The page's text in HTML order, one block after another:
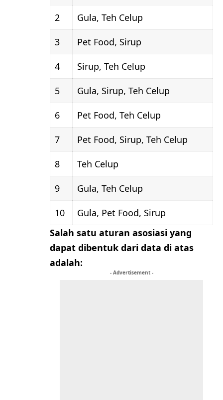
2 Gula, Teh Celup
3 Pet Food, Sirup
4 Sirup, Teh Celup
5 Gula, Sirup, Teh Celup
6 Pet Food, Teh Celup
7 Pet Food, Sirup, Teh Celup
8 Teh Celup
9 Gula, Teh Celup
10
Gula, Pet Food, Sirup
Salah satu aturan asosiasi yang
dapat dibentuk dari data di atas
adalah:
- Advertisement -